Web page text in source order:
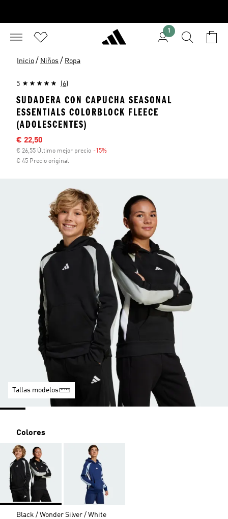
1
Inicio / Niños / Ropa
5 (6)
SUDADERA CON CAPUCHA SEASONAL
ESSENTIALS COLORBLOCK FLEECE
(ADOLESCENTES)
Precio rebajado
€ 22,50
€ 26,55 Último mejor precio -15%
€ 45 Precio original
Tallas modelos
Colores
Black / Wonder Silver / White